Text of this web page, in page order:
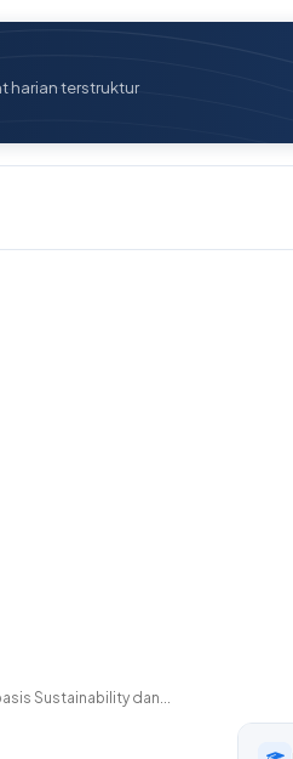
harian terstruktur
Sustainability dan...